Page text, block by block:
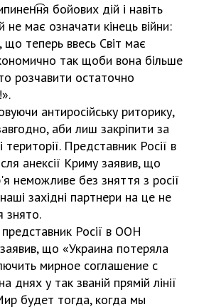
бойових дій і навіть
не має означати кінець війни:
теперь ввесь Світ має
так щоби вона більше
розчавити остаточно
антиросійську риторику,
аби лиш закріпити за
території. Представник Росії в
анексії Криму заявив, що
неможливе без зняття з росії
західні партнери на це не
знято.
Росії в ООН
що «Украина потеряла
мирное соглашение с
днях у так званій прямій лінії
будет тогда, когда мы